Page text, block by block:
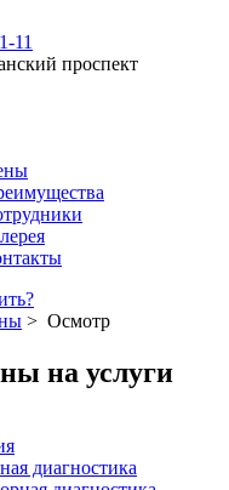
11
проспект
> Осмотр
на услуги
диагностика